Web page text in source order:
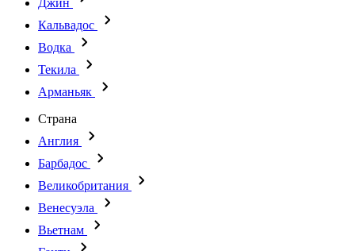
Джин
Кальвадос
Водка
Текила
Арманьяк
Страна
Англия
Барбадос
Великобритания
Венесуэла
Вьетнам